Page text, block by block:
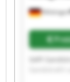
Möttingen
SAPI
Sandstrahl